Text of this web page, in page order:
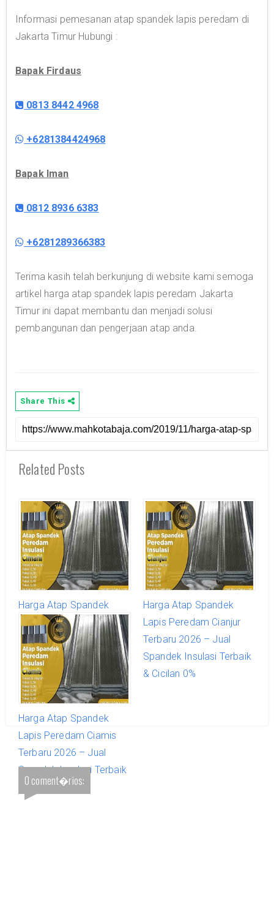
Informasi pemesanan atap spandek lapis peredam di
Jakarta Timur Hubungi :
Bapak Firdaus
0813 8442 4968
+6281384424968
Bapak Iman
0812 8936 6383
+6281289366383
Terima kasih telah berkunjung di website kami semoga
artikel harga atap spandek lapis peredam Jakarta
Timur ini dapat membantu dan menjadi solusi
pembangunan dan pengerjaan atap anda.
Share This
Related Posts
Harga Atap Spandek
Lapis Peredam Cimahi
Terbaru 2026 – Jual
Spandek Insulasi Terbaik
& Cicilan 0%
Harga Atap Spandek
Lapis Peredam Cianjur
Terbaru 2026 – Jual
Spandek Insulasi Terbaik
& Cicilan 0%
Harga Atap Spandek
Lapis Peredam Ciamis
Terbaru 2026 – Jual
Spandek Insulasi Terbaik
& Cicilan 0%
0 coment�rios: